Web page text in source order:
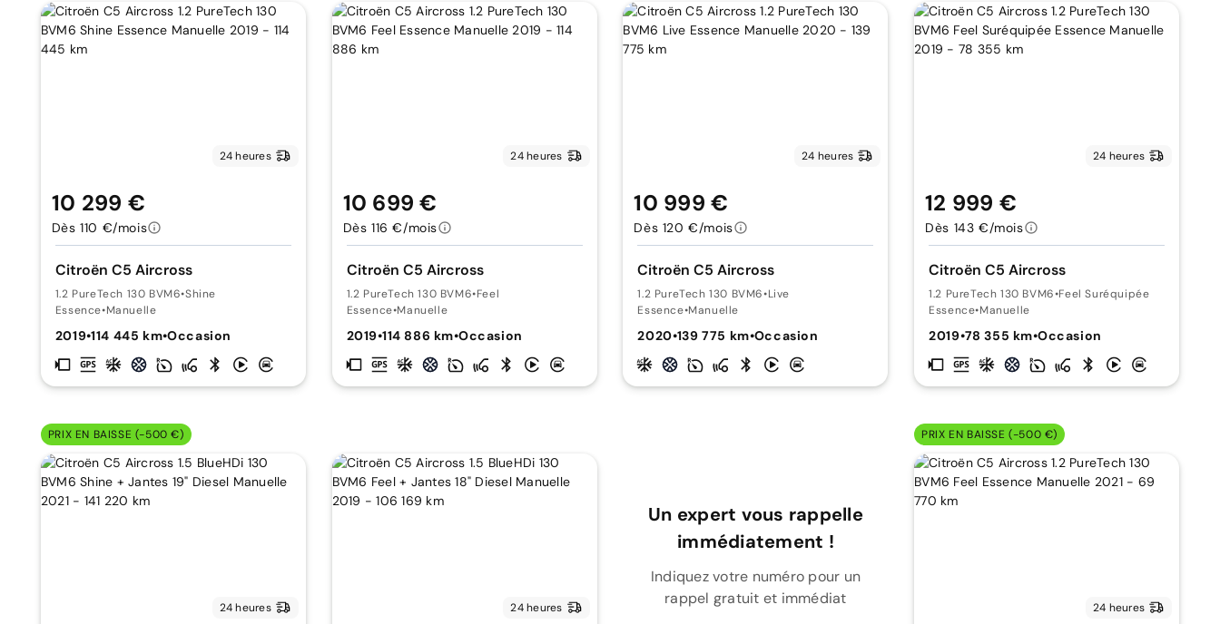
24 heures
Citroën C5 Aircross
1.2 PureTech 130 BVM6•Shine
Essence•Manuelle
2019•114 445 km•Occasion
10 299 €
Dès 110 €/mois
24 heures
Citroën C5 Aircross
1.2 PureTech 130 BVM6•Feel
Essence•Manuelle
2019•114 886 km•Occasion
10 699 €
Dès 116 €/mois
24 heures
Citroën C5 Aircross
1.2 PureTech 130 BVM6•Live
Essence•Manuelle
2020•139 775 km•Occasion
10 999 €
Dès 120 €/mois
24 heures
Citroën C5 Aircross
1.2 PureTech 130 BVM6•Feel Suréquipée
Essence•Manuelle
2019•78 355 km•Occasion
12 999 €
Dès 143 €/mois
PRIX EN BAISSE (-500 €)
24 heures 24 heures
Un expert vous rappelle
immédiatement !
Indiquez votre numéro pour un
rappel gratuit et immédiat
PRIX EN BAISSE (-500 €)
24 heures